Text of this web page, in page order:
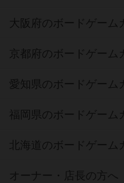
大阪府のボードゲーム
京都府のボードゲーム
愛知県のボードゲーム
福岡県のボードゲーム
北海道のボードゲーム
オーナー・店長の方へ